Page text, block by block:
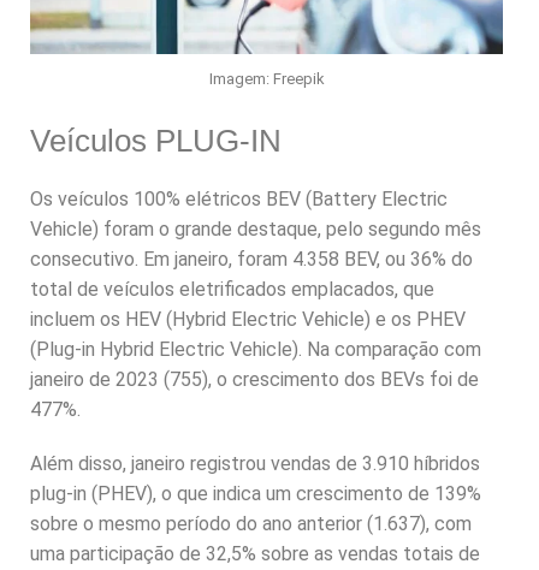
Imagem: Freepik
Veículos PLUG-IN
Os veículos 100% elétricos BEV (Battery Electric
Vehicle) foram o grande destaque, pelo segundo mês
consecutivo. Em janeiro, foram 4.358 BEV, ou 36% do
total de veículos eletrificados emplacados, que
incluem os HEV (Hybrid Electric Vehicle) e os PHEV
(Plug-in Hybrid Electric Vehicle). Na comparação com
janeiro de 2023 (755), o crescimento dos BEVs foi de
477%.
Além disso, janeiro registrou vendas de 3.910 híbridos
plug-in (PHEV), o que indica um crescimento de 139%
sobre o mesmo período do ano anterior (1.637), com
uma participação de 32,5% sobre as vendas totais de